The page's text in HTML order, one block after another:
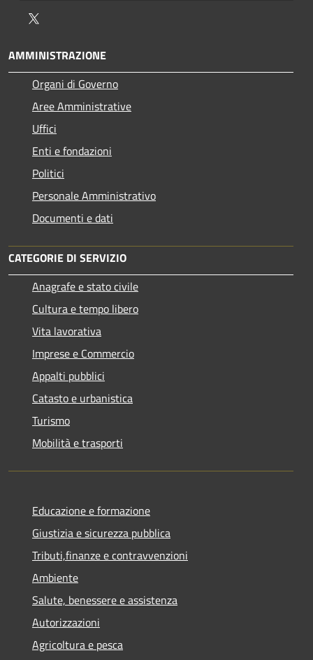
AMMINISTRAZIONE
Organi di Governo
Aree Amministrative
Uffici
Enti e fondazioni
Politici
Personale Amministrativo
Documenti e dati
CATEGORIE DI SERVIZIO
Anagrafe e stato civile
Cultura e tempo libero
Vita lavorativa
Imprese e Commercio
Appalti pubblici
Catasto e urbanistica
Turismo
Mobilità e trasporti
Educazione e formazione
Giustizia e sicurezza pubblica
Tributi,finanze e contravvenzioni
Ambiente
Salute, benessere e assistenza
Autorizzazioni
Agricoltura e pesca